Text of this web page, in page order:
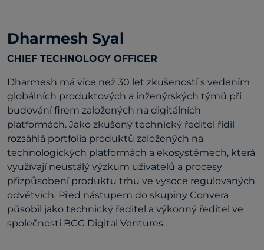
Dharmesh Syal
CHIEF TECHNOLOGY OFFICER
Dharmesh má více než 30 let zkušeností s vedením
globálních produktových a inženýrských týmů při
budování firem založených na digitálních
platformách. Jako zkušený technický ředitel řídil
rozsáhlá portfolia produktů založených na
technologických platformách a ekosystémech, která
využívají neustálý výzkum uživatelů a procesy
přizpůsobení produktu trhu ve vysoce regulovaných
odvětvích. Před nástupem do skupiny Convera
působil jako technický ředitel a výkonný ředitel ve
společnosti BCG Digital Ventures.